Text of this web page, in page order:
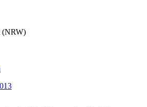
(NRW)